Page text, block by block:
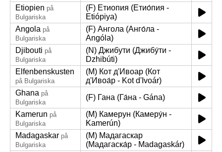
Etiopien på
Bulgariska
(F) Етиопия (Етио́пия -
Etiópiya)
Angola på
Bulgariska
(F) Ангола (Анго́ла -
Angóla)
Djibouti på
Bulgariska
(N) Джибути (Джибу́ти -
Dzhibúti)
Elfenbenskusten
på Bulgariska
(M) Кот д'Ивоар (Кот
д'Ивоа́р - Kot d'Ivoár)
Ghana på
Bulgariska
(F) Гана (Га́на - Gána)
Kamerun på
Bulgariska
(M) Камерун (Камеру́н -
Kamerún)
Madagaskar på
Bulgariska
(M) Мадагаскар
(Мадагаска́р - Madagaskár)